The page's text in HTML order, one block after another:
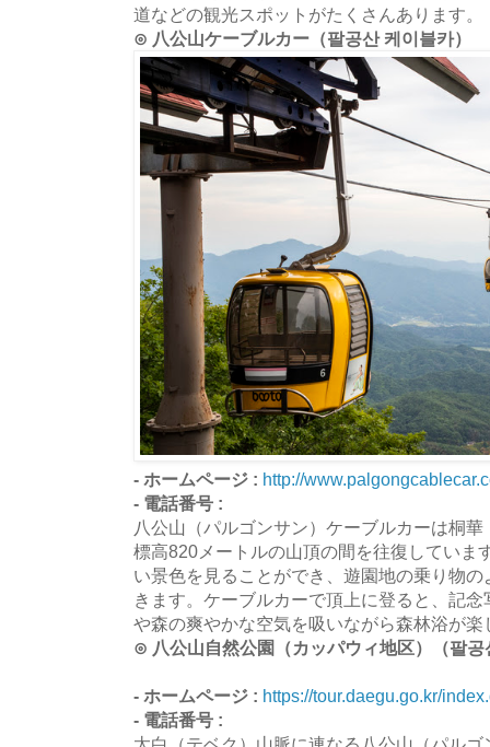
道などの観光スポットがたくさんあります。
⊙ 八公山ケーブルカー（팔공산 케이블카）
- ホームページ : http://
- 電話番号 :
八公山（パルゴンサン）ケーブルカーは桐
標高820メートルの山頂の間を往復していま
い景色を見ることができ、遊園地の乗り物
きます。ケーブルカーで頂上に登ると、記
や森の爽やかな空気を吸いながら森林浴が
⊙ 八公山自然公園（カッパウィ地区）（팔
- ホームページ : https://tour.daegu.go.kr/
- 電話番号 :